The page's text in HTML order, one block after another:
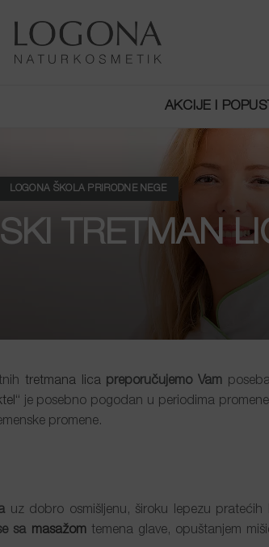
AKCIJE I
LOGONA ŠKOLA PRIRODNE NEGE
TRETMAN
tretmana lica preporučujemo Vam
je posebno pogodan u periodima
promene.
uz dobro osmišljenu, široku lepezu pratećih
sa masažomtemena glave, opuštanjem